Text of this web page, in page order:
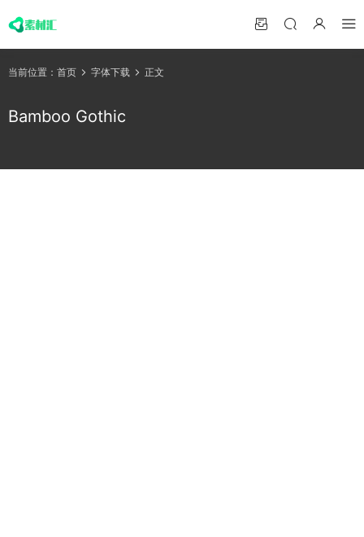
当前位置： 首页 字体下载 正文
Bamboo Gothic